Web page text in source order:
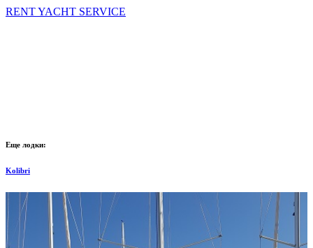
RENT YACHT SERVICE
Еще лодки:
Kolibri